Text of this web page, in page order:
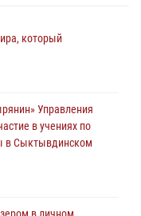
который
Управления
в учениях по
в Сыктывдинском
в личном